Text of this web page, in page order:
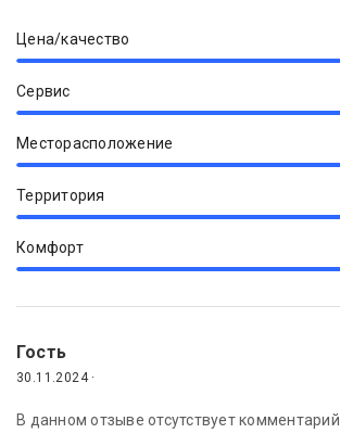
Цена/качество
Сервис
Месторасположение
Территория
Комфорт
Гость
30.11.2024 ·
В данном отзыве отсутствует комментарий